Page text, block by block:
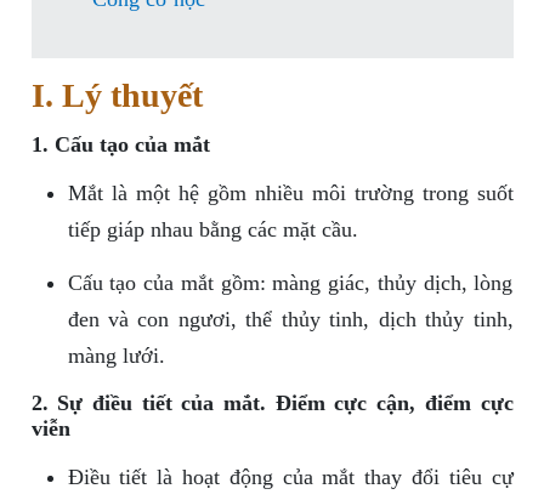
I. Lý thuyết
1. Cấu tạo của mắt
Mắt là một hệ gồm nhiều môi trường trong suốt
tiếp giáp nhau bằng các mặt cầu.
Cấu tạo của mắt gồm: màng giác, thủy dịch, lòng
đen và con ngươi, thể thủy tinh, dịch thủy tinh,
màng lưới.
2. Sự điều tiết của mắt. Điểm cực cận, điểm cực
viễn
Điều tiết là hoạt động của mắt thay đổi tiêu cự